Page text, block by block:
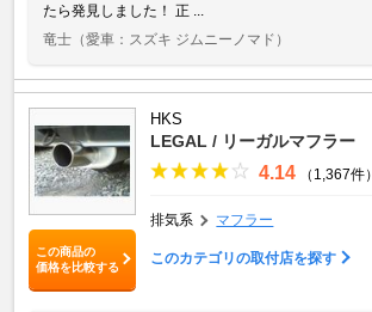
たら発見しました！ 正 ...
竜士 （愛車：スズキ ジムニーノマド）
この商品の
価格を比較する
HKS
LEGAL / リーガルマフラー
4.14 （1,367件）
排気系 マフラー
このカテゴリの取付店を探す